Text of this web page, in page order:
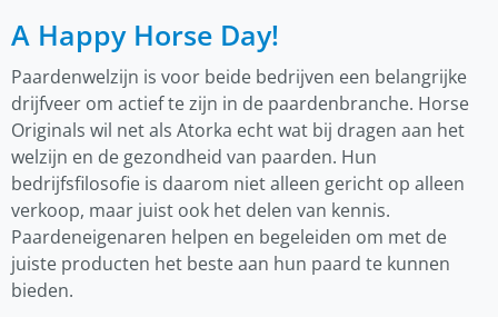
A Happy Horse Day!
Paardenwelzijn is voor beide bedrijven een belangrijke
drijfveer om actief te zijn in de paardenbranche. Horse
Originals wil net als Atorka echt wat bij dragen aan het
welzijn en de gezondheid van paarden. Hun
bedrijfsfilosofie is daarom niet alleen gericht op alleen
verkoop, maar juist ook het delen van kennis.
Paardeneigenaren helpen en begeleiden om met de
juiste producten het beste aan hun paard te kunnen
bieden.